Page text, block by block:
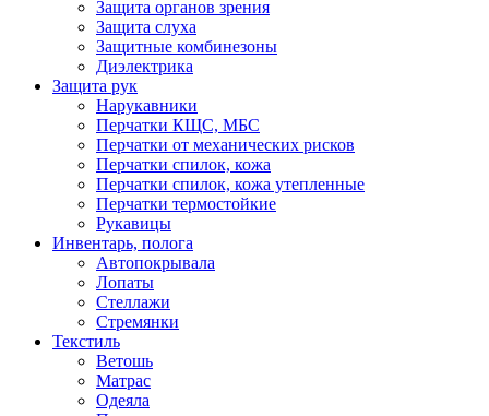
Защита органов зрения
Защита слуха
Защитные комбинезоны
Диэлектрика
Защита рук
Нарукавники
Перчатки КЩС, МБС
Перчатки от механических рисков
Перчатки спилок, кожа
Перчатки спилок, кожа утепленные
Перчатки термостойкие
Рукавицы
Инвентарь, полога
Автопокрывала
Лопаты
Стеллажи
Стремянки
Текстиль
Ветошь
Матрас
Одеяла